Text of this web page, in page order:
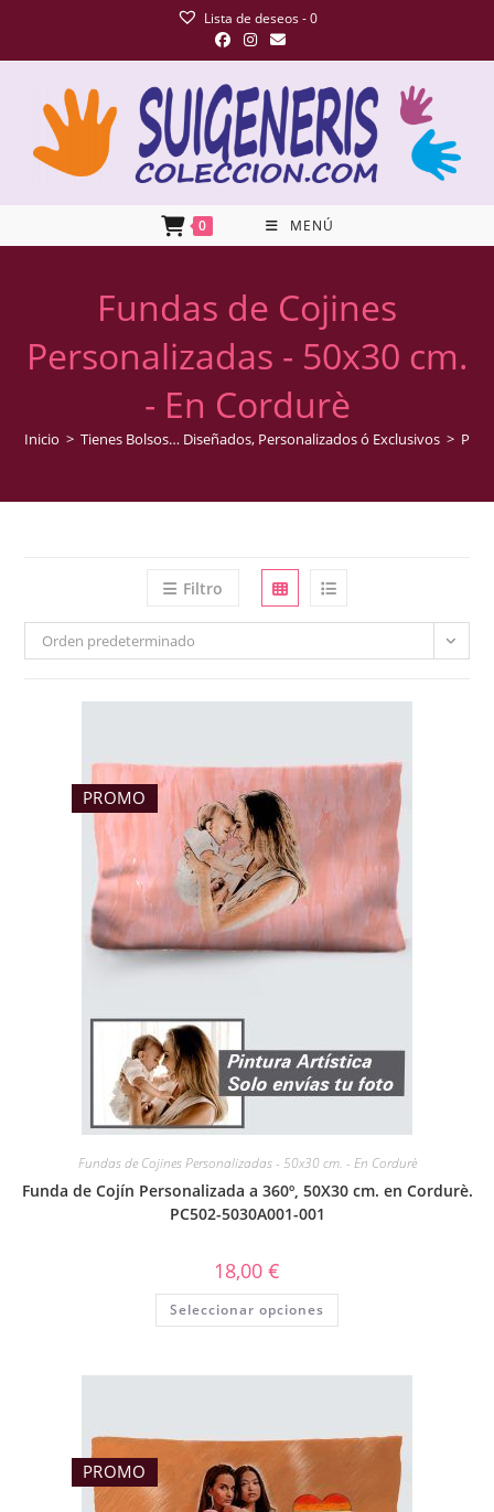
Lista de deseos -0
0 MENÚ
Fundas de Cojines
Personalizadas - 50x30 cm.
- En Cordurè
Inicio > Tienes Bolsos… Diseñados, Personalizados ó Exclusivos >
Filtro
Orden predeterminado
PROMO
Fundas de Cojines Personalizadas - 50x30 cm. - En Cordurè
Funda de Cojín Personalizada a 360º, 50X30 cm. en Cordurè.
PC502-5030A001-001
18,00 €
Seleccionar opciones
PROMO